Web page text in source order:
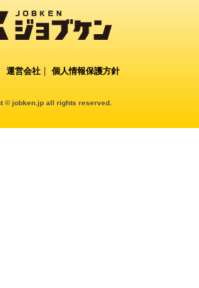
運営会社 個人情報保護方針
© jobken.jp all rights reserved.